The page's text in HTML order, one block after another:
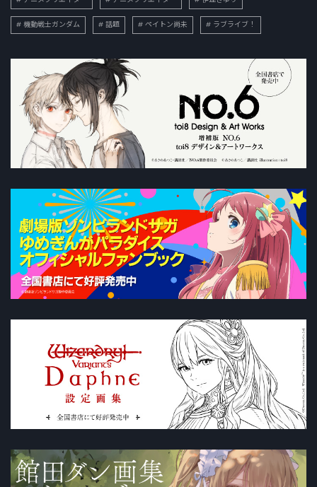
機動戦士ガンダム 話題 ペイトン尚未 ラブライブ！